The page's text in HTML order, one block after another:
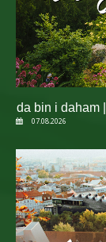
da bin i daham
07.08.2026